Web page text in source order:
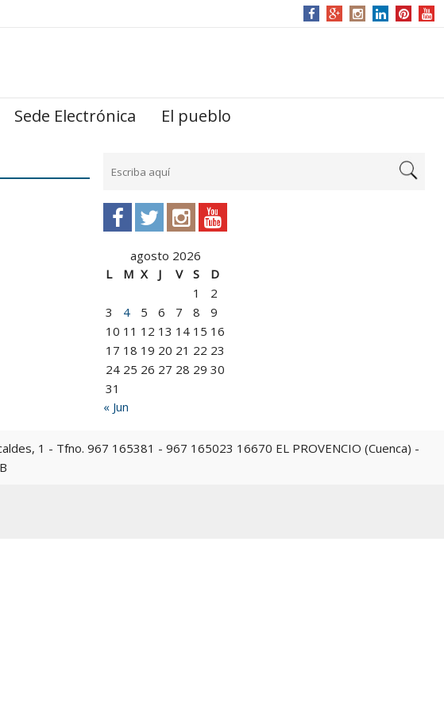
Sede Electrónica El pueblo
agosto 2026
L
M X J V S
D
1
2
3
4 5 6 7 8
9
10 11 12 13 14 15 16
17 18 19 20 21 22 23
24 25 26 27 28 29 30
31
« Jun
Tfno. 967 165381 - 967 165023 16670 EL PROVENCIO (Cuenca) -